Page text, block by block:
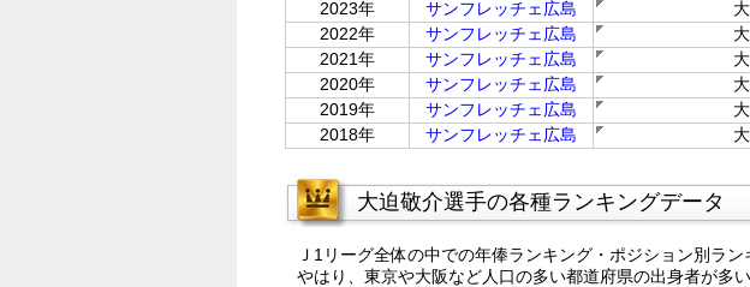
2023年
サンフレッチェ広島
2022年
サンフレッチェ広島
2021年
サンフレッチェ広島
2020年
サンフレッチェ広島
2019年
サンフレッチェ広島
2018年
サンフレッチェ広島
大迫敬介選手の各種ランキングデータ
Ｊ1リーグ全体の中での年俸ランキング・ポジション別ラ
やはり、東京や大阪など人口の多い都道府県の出身者が多い